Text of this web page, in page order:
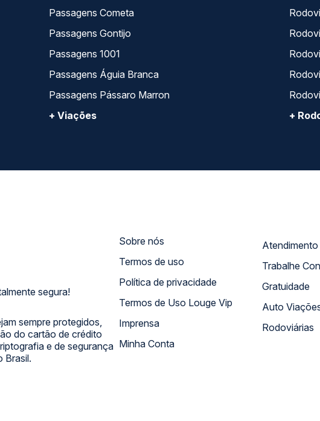
Passagens Cometa
Passagens Gontijo
Passagens 1001
Passagens Águia Branca
Passagens Pássaro Marron
+ Viações
+
segura!
sempre protegidos,
do cartão de crédito
e de segurança
Brasil.
Sobre nós
Termos de uso
Política de privacidade
Termos de Uso Louge Vip
Imprensa
Minha Conta
Trabalhe
Gratuidade
Auto
Rodoviárias